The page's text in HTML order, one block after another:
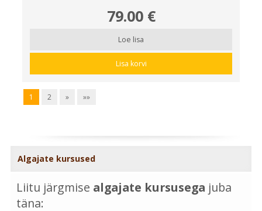
79.00 €
Loe lisa
Lisa korvi
1 2 » »»
Algajate kursused
Liitu järgmise algajate kursusega juba
täna: